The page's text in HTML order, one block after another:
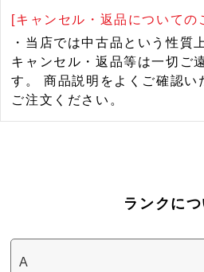
[キャンセル・返品についての
・当店では中古品という性質
キャンセル・返品等は一切ご
す。 商品説明をよくご確認い
ご注文ください。
ランクにつ